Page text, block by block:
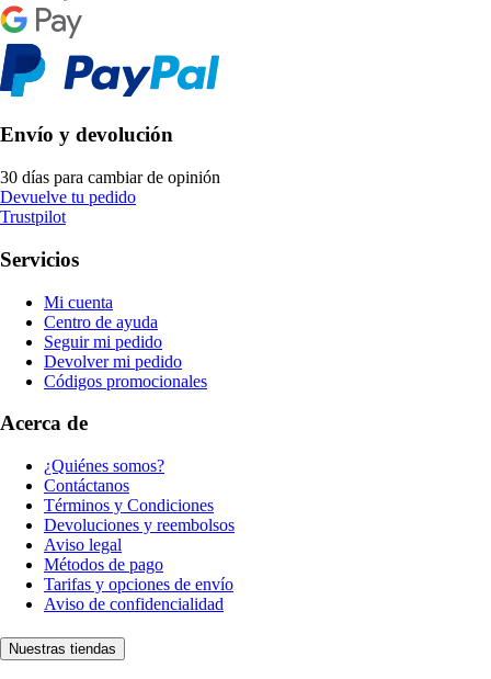
Envío y devolución
30 días para cambiar de opinión
Devuelve tu pedido
Trustpilot
Servicios
Mi cuenta
Centro de ayuda
Seguir mi pedido
Devolver mi pedido
Códigos promocionales
Acerca de
¿Quiénes somos?
Contáctanos
Términos y Condiciones
Devoluciones y reembolsos
Aviso legal
Métodos de pago
Tarifas y opciones de envío
Aviso de confidencialidad
Nuestras tiendas